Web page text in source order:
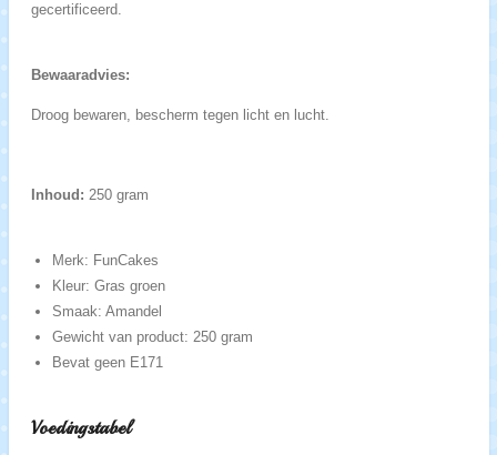
gecertificeerd.
Bewaaradvies:
Droog bewaren, bescherm tegen licht en lucht.
Inhoud: 250 gram
Merk: FunCakes
Kleur: Gras groen
Smaak: Amandel
Gewicht van product: 250 gram
Bevat geen E171
Voedingstabel